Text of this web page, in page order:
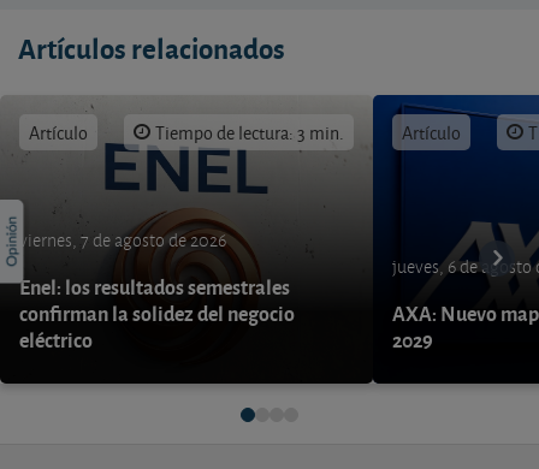
Artículos relacionados
Artículo Tiempo de lectura: 3 min.
viernes, 7 de agosto de 2026
Enel: los resultados semestrales
confirman la solidez del negocio
eléctrico
Artículo
jueves, 6 de agosto
AXA: Nuevo
2029